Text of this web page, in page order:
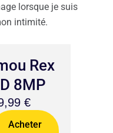
lorsque je suis
intimité.
Rex
8MP
€
Acheter